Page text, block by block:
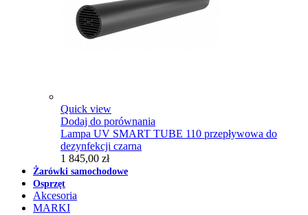
Quick view
Dodaj do porównania
Lampa UV SMART TUBE 110 przepływowa do
dezynfekcji czarna
1 845,00 zł
Żarówki samochodowe
Osprzęt
Akcesoria
MARKI